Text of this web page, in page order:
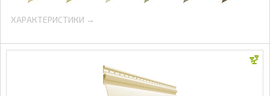
ХАРАКТЕРИСТИКИ →